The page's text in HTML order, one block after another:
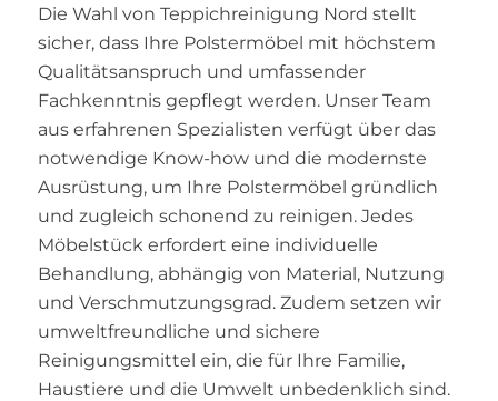
Die Wahl von Teppichreinigung Nord stellt
sicher, dass Ihre Polstermöbel mit höchstem
Qualitätsanspruch und umfassender
Fachkenntnis gepflegt werden. Unser Team
aus erfahrenen Spezialisten verfügt über das
notwendige Know-how und die modernste
Ausrüstung, um Ihre Polstermöbel gründlich
und zugleich schonend zu reinigen. Jedes
Möbelstück erfordert eine individuelle
Behandlung, abhängig von Material, Nutzung
und Verschmutzungsgrad. Zudem setzen wir
umweltfreundliche und sichere
Reinigungsmittel ein, die für Ihre Familie,
Haustiere und die Umwelt unbedenklich sind.